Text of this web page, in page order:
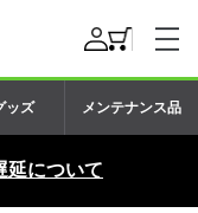
ッズ メンテナンス品
延について